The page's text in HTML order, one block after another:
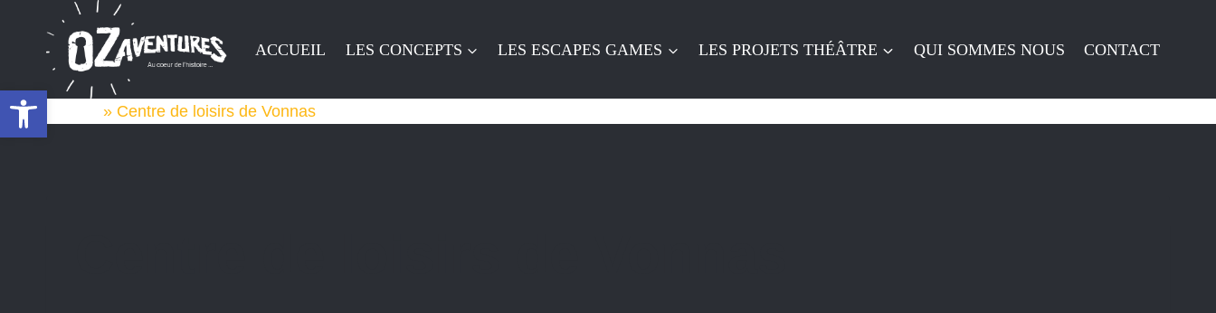
ACCUEIL LES CONCEPTS LES ESCAPES GAMES LES PROJETS THÉÂTRE QUI SOMMES NOUS CONTACT
» Centre de loisirs de Vonnas
Ouvrir la barre d’outils